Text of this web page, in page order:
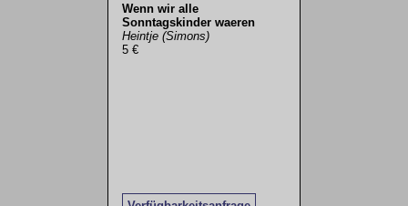
Wenn wir alle
Sonntagskinder waeren
Heintje (Simons)
5 €